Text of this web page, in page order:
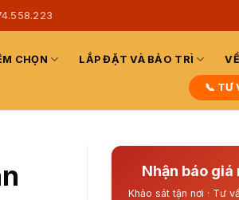
CHỌN LẮP ĐẶT VÀ BẢO TRÌ
📞 TƯ
Nhận báo giá
Khảo sát tận nơi · Tư